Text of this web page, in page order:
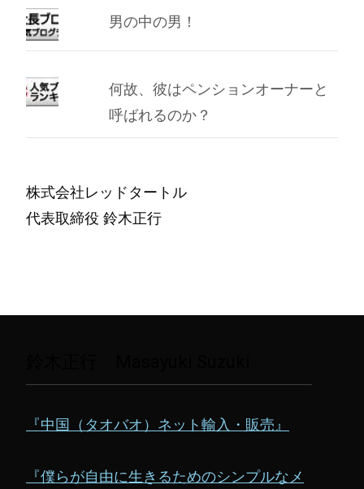
男の中の男！
何故、彼はペンションオーナーと
呼ばれるのか？
株式会社レッドタートル
代表取締役 鈴木正行
『中国（タオバオ）ネット輸入・販売』
『僕らが自由に生きるためのシンプルなメ